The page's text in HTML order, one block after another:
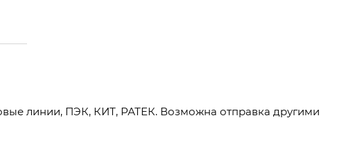
линии, ПЭК, КИТ, РАТЕК. Возможна отправка другими